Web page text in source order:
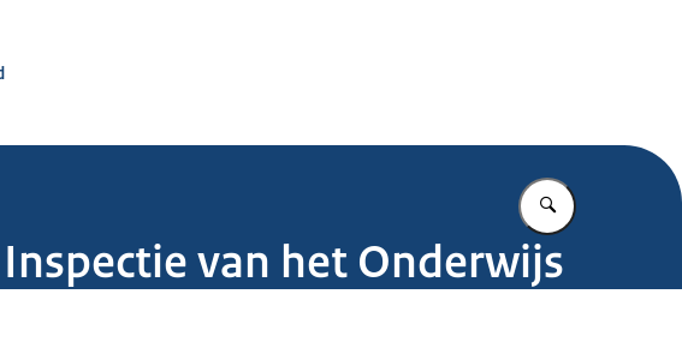
Vul in wat u
van het Onderwijs